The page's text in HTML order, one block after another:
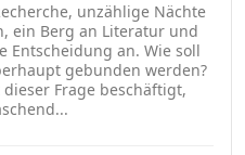
unzählige Nächte
ein Berg an Literatur und
Entscheidung an. Wie soll
gebunden werden?
Frage beschäftigt,